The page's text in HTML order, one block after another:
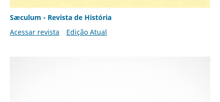
Sæculum - Revista de História
Acessar revista
Edição Atual